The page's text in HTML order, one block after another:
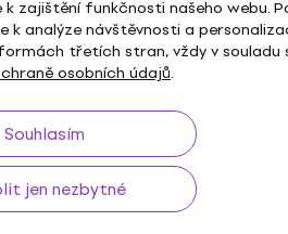
zajištění funkčnosti našeho webu.
k analýze návštěvnosti a
třetích stran, vždy v souladu
osobních údajů.
Souhlasím
jen nezbytné
od 2 500 Kč
Užitečné